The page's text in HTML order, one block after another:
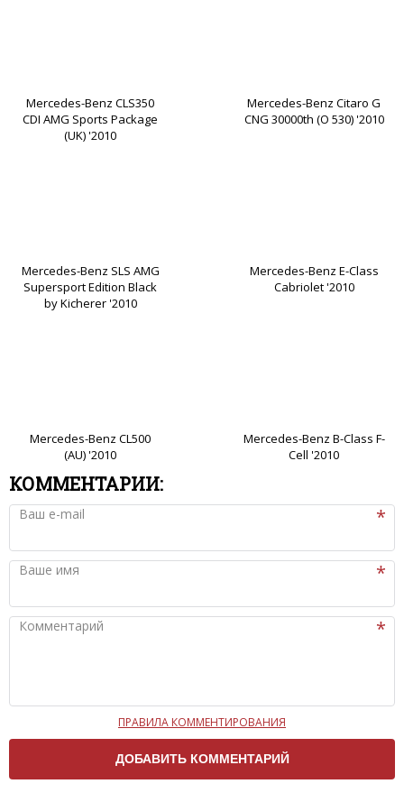
Mercedes-Benz CLS350
CDI AMG Sports Package
(UK) '2010
Mercedes-Benz Citaro G
CNG 30000th (O 530) '2010
Mercedes-Benz SLS AMG
Supersport Edition Black
by Kicherer '2010
Mercedes-Benz E-Class
Cabriolet '2010
Mercedes-Benz CL500
(AU) '2010
Mercedes-Benz B-Class F-
Cell '2010
КОММЕНТАРИИ:
Ваш e-mail
Ваше имя
Комментарий
Чтобы ваш комментарий был опубликован на сайте,
вам нужно придерживаться следующих правил:
Комментарий не может быть слишком
ПРАВИЛА КОММЕНТИРОВАНИЯ